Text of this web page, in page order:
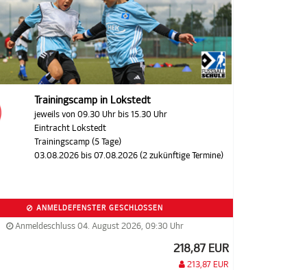
Trainingscamp in Lokstedt
jeweils von 09.30 Uhr bis 15.30 Uhr
Eintracht Lokstedt
Trainingscamp (5 Tage)
03.08.2026 bis 07.08.2026 (2 zukünftige Termine)
ANMELDEFENSTER GESCHLOSSEN
Anmeldeschluss 04. August 2026, 09:30 Uhr
218,87 EUR
213,87 EUR